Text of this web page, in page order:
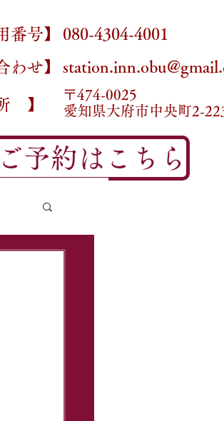
番号】
080-4304-4001
わせ】
】 愛知県大府市中央町2-
〒474-0025​
ご予約はこちら